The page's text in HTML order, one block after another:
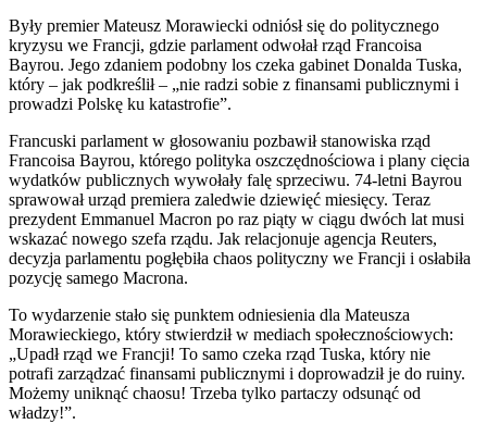
Były premier Mateusz Morawiecki odniósł się do politycznego
kryzysu we Francji, gdzie parlament odwołał rząd Francoisa
Bayrou. Jego zdaniem podobny los czeka gabinet Donalda Tuska,
który – jak podkreślił – „nie radzi sobie z finansami publicznymi i
prowadzi Polskę ku katastrofie”.
Francuski parlament w głosowaniu pozbawił stanowiska rząd
Francoisa Bayrou, którego polityka oszczędnościowa i plany cięcia
wydatków publicznych wywołały falę sprzeciwu. 74-letni Bayrou
sprawował urząd premiera zaledwie dziewięć miesięcy. Teraz
prezydent Emmanuel Macron po raz piąty w ciągu dwóch lat musi
wskazać nowego szefa rządu. Jak relacjonuje agencja Reuters,
decyzja parlamentu pogłębiła chaos polityczny we Francji i osłabiła
pozycję samego Macrona.
To wydarzenie stało się punktem odniesienia dla Mateusza
Morawieckiego, który stwierdził w mediach społecznościowych:
„Upadł rząd we Francji! To samo czeka rząd Tuska, który nie
potrafi zarządzać finansami publicznymi i doprowadził je do ruiny.
Możemy uniknąć chaosu! Trzeba tylko partaczy odsunąć od
władzy!”.